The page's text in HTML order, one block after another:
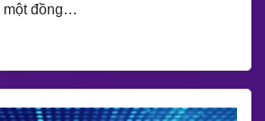
một đồng…